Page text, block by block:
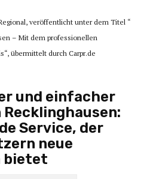
veröffentlicht unter dem Titel “
– Mit dem professionellen
übermittelt durch Carpr.de
und einfacher
Service, der
neue
bietet